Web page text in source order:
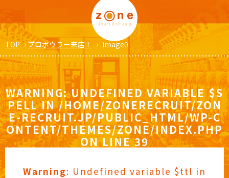
TOP ›プロボウラー来店！ › image0
WARNING: UNDEFINED VARIABLE $S
PELL IN/HOME/ZONERECRUIT/ZON
E-RECRUIT.JP/PUBLIC_HTML/WP-C
ONTENT/THEMES/ZONE/INDEX.PHP
ON LINE39
Warning: Undefined variable $ttl in